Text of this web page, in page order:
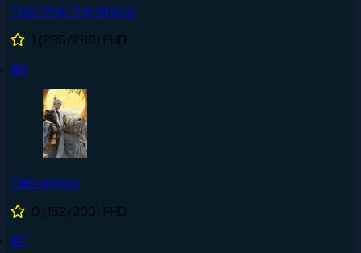
Thôn Phệ Tinh Không
1 (235/280) FHD
#6
Tiên Nghịch
0 (152/200) FHD
#7